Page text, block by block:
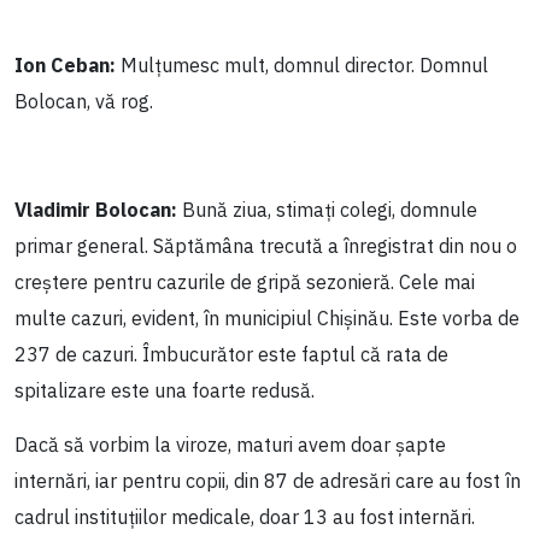
Ion Ceban: Mulțumesc mult, domnul director. Domnul
Bolocan, vă rog.
Vladimir Bolocan: Bună ziua, stimați colegi, domnule
primar general. Săptămâna trecută a înregistrat din nou o
creștere pentru cazurile de gripă sezonieră. Cele mai
multe cazuri, evident, în municipiul Chișinău. Este vorba de
237 de cazuri. Îmbucurător este faptul că rata de
spitalizare este una foarte redusă.
Dacă să vorbim la viroze, maturi avem doar șapte
internări, iar pentru copii, din 87 de adresări care au fost în
cadrul instituțiilor medicale, doar 13 au fost internări.